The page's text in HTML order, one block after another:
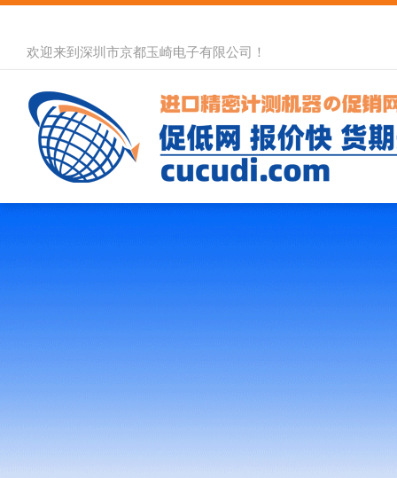
欢迎来到深圳市京都玉崎电子有限公司！